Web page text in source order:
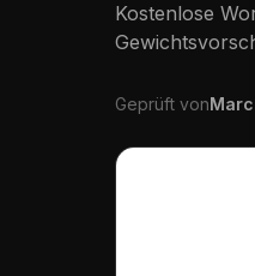
Kostenlose
Geprüft von